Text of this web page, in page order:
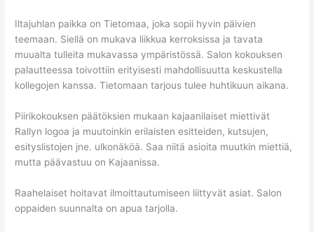
Iltajuhlan paikka on Tietomaa, joka sopii hyvin päivien
teemaan. Siellä on mukava liikkua kerroksissa ja tavata
muualta tulleita mukavassa ympäristössä. Salon kokouksen
palautteessa toivottiin erityisesti mahdollisuutta keskustella
kollegojen kanssa. Tietomaan tarjous tulee huhtikuun aikana.
Piirikokouksen päätöksien mukaan kajaanilaiset miettivät
Rallyn logoa ja muutoinkin erilaisten esitteiden, kutsujen,
esityslistojen jne. ulkonäköä. Saa niitä asioita muutkin miettiä,
mutta päävastuu on Kajaanissa.
Raahelaiset hoitavat ilmoittautumiseen liittyvät asiat. Salon
oppaiden suunnalta on apua tarjolla.